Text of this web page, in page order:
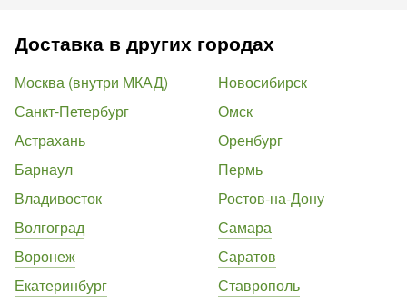
Доставка в других городах
Москва (внутри МКАД)
Санкт-Петербург
Астрахань
Барнаул
Владивосток
Волгоград
Воронеж
Екатеринбург
Новосибирск
Омск
Оренбург
Пермь
Ростов-на-Дону
Самара
Саратов
Ставрополь